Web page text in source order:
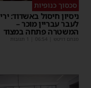
סכסוך כנופיות
ניסיון חיסול באשדוד: ירי
לעבר עבריין מוכר –
המשטרה פתחה במצוד
מנחם דויטש 06:54